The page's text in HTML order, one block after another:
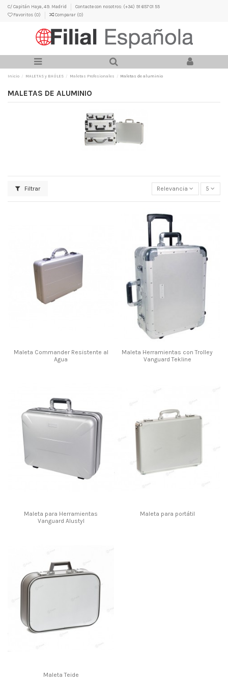
C/ Capitán Haya, 49. Madrid
Contacte con nosotros: (+34) 91 657 01 55
Favoritos (0) Comparar (0)
Inicio MALETAS y BAÚLES Maletas Profesionales Maletas de aluminio
MALETAS DE ALUMINIO
Filtrar Relevancia 5
Maleta Commander Resistente al
Agua
Maleta Herramientas con Trolley
Vanguard Tekline
Maleta para Herramientas
Vanguard Alustyl
Maleta para portátil
Maleta Teide